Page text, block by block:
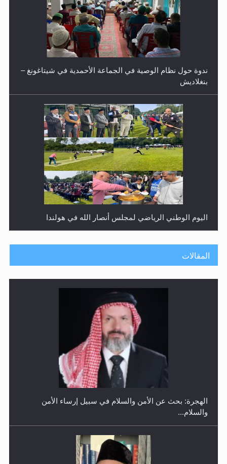
اليوم الوطني الرياضي لمجلس أنصار الله في هولندا
إتمام حفظ القرآن الكريم لثلاثة طلاب من مدرسة الحفظ في
غانا
حفل توزيع الشهادات في الجامعة الأحمدية بنيجيريا لعام
المقالات
رأيٌ في لغة المسيح الموعود عليه السلام ..«3» نظرة في
شعر المسيح الموعود عليه السلام.....